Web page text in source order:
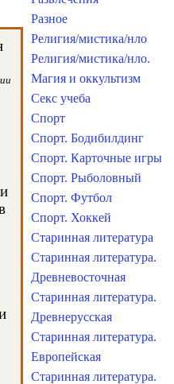
Разное
Религия/мистика/нло
Религия/мистика/нло.
Магия и оккультизм
Секс учеба
Спорт
Спорт. Бодибилдинг
Спорт. Карточные игры
Спорт. Рыболовный
Спорт. Футбол
Спорт. Хоккей
Старинная литература
Старинная литература.
Древневосточная
Старинная литература.
Древнерусская
Старинная литература.
Европейская
Старинная литература.